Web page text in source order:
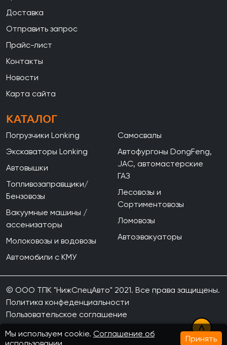
Доставка
Отправить запрос
Прайс-лист
Контакты
Новости
Карта сайта
КАТАЛОГ
Погрузчики Lonking
Экскаваторы Lonking
Автовышки
Топливозаправщики/
Бензовозы
Вакуумные машины /
ассенизаторы
Молоковозы и водовозы
Автомобили с КМУ
Самосвалы
Автофургоны DongFeng,
JAC, автомастерские
ГАЗ
Лесовозы и
Сортиментовозы
Ломовозы
Автоэвакуаторы
© ООО ТПК "НижСпецАвто" 2021. Все права защищены.
Политика конфеденциальности
Пользовательское соглашение
Мы используем cookie. Соглашение об
Принять